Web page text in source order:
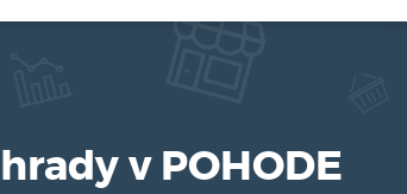
v POHODE